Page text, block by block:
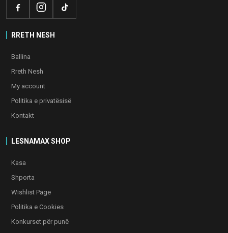
RRETH NESH
Ballina
Rreth Nesh
My account
Politika e privatësisë
Kontakt
LESNAMAX SHOP
Kasa
Shporta
Wishlist Page
Politika e Cookies
Konkurset për punë